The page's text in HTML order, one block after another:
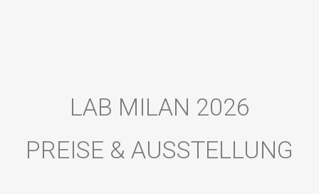
LAB MILAN 2026
PREISE & AUSSTELLUNG